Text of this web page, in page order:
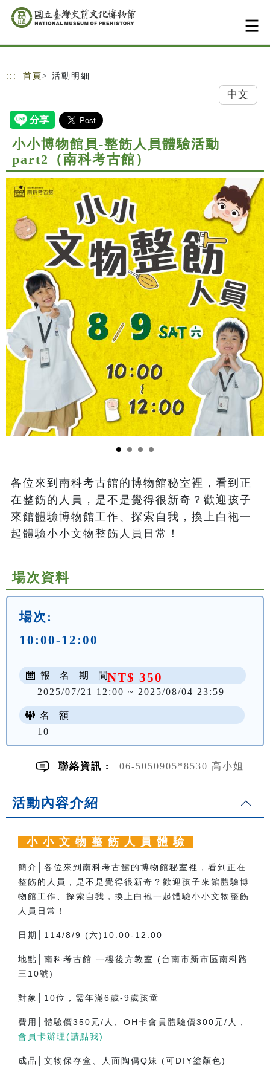
跳到主要內容
網站導覽
::: 首頁 > 活動明細
中文
小小博物館員-整飭人員體驗活動
part2（南科考古館）
各位來到南科考古館的博物館秘室裡，看到正
在整飭的人員，是不是覺得很新奇？歡迎孩子
來館體驗博物館工作、探索自我，換上白袍一
起體驗小小文物整飭人員日常！
場次資料
場次:
10:00-12:00
NT$ 350
報 名 期 間
2025/07/21 12:00 ~ 2025/08/04 23:59
名 額
10
聯絡資訊 : 06-5050905*8530 高小姐
活動內容介紹
小 小 文 物 整 飭 人 員 體 驗
簡介│各位來到南科考古館的博物館秘室裡，看到正在
整飭的人員，是不是覺得很新奇？歡迎孩子來館體驗博
物館工作、探索自我，換上白袍一起體驗小小文物整飭
人員日常！
日期│114/8/9 (六)10:00-12:00
地點│南科考古館 一樓後方教室 (台南市新市區南科路
三10號)
對象│10位，需年滿6歲-9歲孩童
費用│體驗價350元/人、OH卡會員體驗價300元/人，
會員卡辦理(請點我)
成品│文物保存盒、人面陶偶Q妹 (可DIY塗顏色)